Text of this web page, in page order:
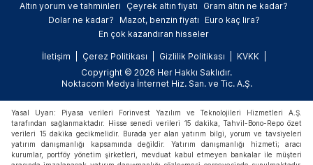
Altın yorum ve tahminleri Çeyrek altın fiyatı
Gram altın ne kadar?
Dolar ne kadar?
Mazot, benzin fiyatı
Euro kaç lira?
En çok kazandıran hisseler
İletişim Çerez Politikası Gizlilik Politikası
KVKK
Copyright © 2026 Her Hakkı Saklıdır.
Noktacom Medya İnternet Hiz. San. ve Tic. A.Ş.
Yasal Uyarı: Piyasa verileri Forinvest Yazılım ve Teknolojileri Hizmetleri A.Ş.
tarafından sağlanmaktadır. Hisse senedi verileri 15 dakika, Tahvil-Bono-Repo özet
verileri 15 dakika gecikmelidir. Burada yer alan yatırım bilgi, yorum ve tavsiyeleri
yatırım danışmanlığı kapsamında değildir. Yatırım danışmanlığı hizmeti; aracı
kurumlar, portföy yönetim şirketleri, mevduat kabul etmeyen bankalar ile müşteri